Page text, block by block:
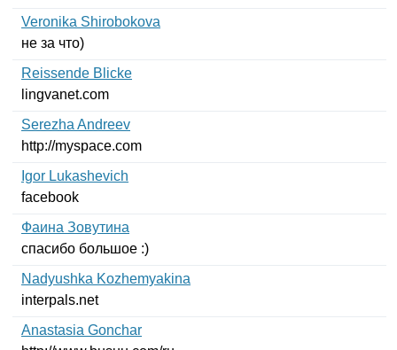
Veronika Shirobokova
не за что)
Reissende Blicke
lingvanet.com
Serezha Andreev
http://myspace.com
Igor Lukashevich
facebook
Фаина Зовутина
спасибо большое :)
Nadyushka Kozhemyakina
interpals.net
Anastasia Gonchar